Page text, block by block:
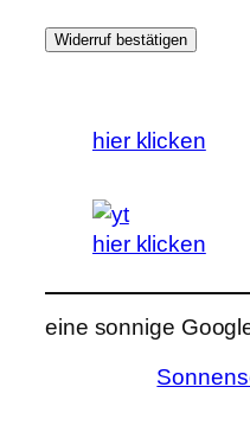
Widerruf bestätigen
hier klicken
hier klicken
eine sonnige